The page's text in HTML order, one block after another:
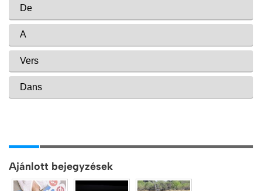
Ajánlott bejegyzések